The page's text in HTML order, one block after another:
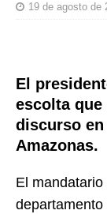
19 de agosto de
El
escolta que
discurso en
Amazonas.
El